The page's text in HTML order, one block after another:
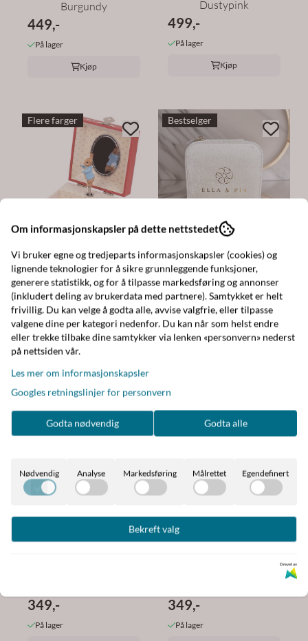
Burgundy
449,-
På lager
Kjøp
Dustypink
499,-
På lager
Kjøp
Flere farger
Leklyckan
Smykkeskrin Pelle
Kanin
449,-
På lager
Kjøp
Bestselger
Ella & Pia
Velvet Jewelry gift box -
Beige
349,-
På lager
Kjøp
Bestselger
349,-
På lager
Bestselger
349,-
På lager
Om informasjonskapsler på dette nettstedet
Vi bruker egne og tredjeparts informasjonskapsler (cookies) og
lignende teknologier for å sikre grunnleggende funksjoner,
generere statistikk, og for å tilpasse markedsføring og annonser
(inkludert deling av brukerdata med partnere). Samtykket er helt
frivillig. Du kan velge å godta alle, avvise valgfrie, eller tilpasse
valgene dine per kategori nedenfor. Du kan når som helst endre
eller trekke tilbake dine samtykker via lenken «personvern» nederst
på nettsiden vår.
Les mer om informasjonskapsler
Googles retningslinjer for personvern
Godta nødvendig Godta alle
Nødvendig Analyse Markedsføring Målrettet Egendefinert
Bekreft valg
Drevet av